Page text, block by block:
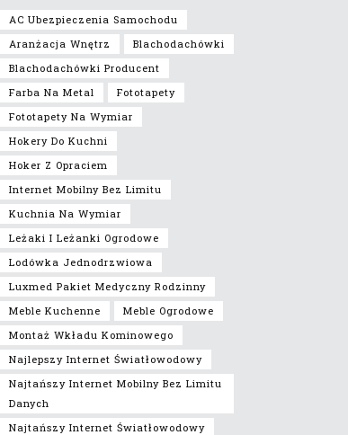
AC Ubezpieczenia Samochodu
Aranżacja Wnętrz
Blachodachówki
Blachodachówki Producent
Farba Na Metal
Fototapety
Fototapety Na Wymiar
Hokery Do Kuchni
Hoker Z Opraciem
Internet Mobilny Bez Limitu
Kuchnia Na Wymiar
Leżaki I Leżanki Ogrodowe
Lodówka Jednodrzwiowa
Luxmed Pakiet Medyczny Rodzinny
Meble Kuchenne
Meble Ogrodowe
Montaż Wkładu Kominowego
Najlepszy Internet Światłowodowy
Najtańszy Internet Mobilny Bez Limitu
Danych
Najtańszy Internet Światłowodowy